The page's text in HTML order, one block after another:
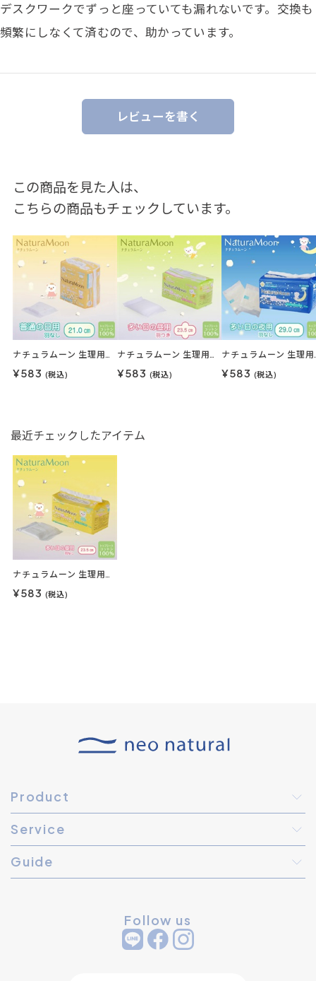
デスクワークでずっと座っていても漏れないです。交換も
頻繁にしなくて済むので、助かっています。
レビューを書く
この商品を見た人は、
こちらの商品もチェックしています。
ナチュラムーン 生理用ナプキンナチュラムーン 24枚入（普通の日の昼用・羽なし）
¥583 (税込)
ナチュラムーン 生理用ナプキンナチュラムーン 16枚入（多い日の昼用・羽つき）
¥583 (税込)
ナチュラムーン 生
¥583 (税込)
最近チェックしたアイテム
ナチュラムーン 生理用ナプキンナチュラムーン 18枚入（多い日の昼用・羽なし）
¥583 (税込)
Product
Service
Guide
Follow us